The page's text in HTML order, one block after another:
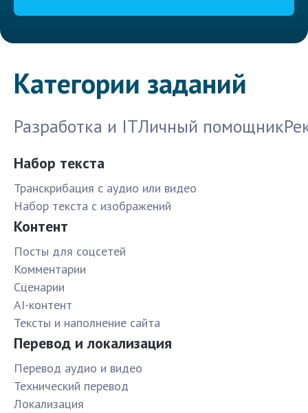
Категории заданий
Разработка и ITЛичный помощник
Набор текста
Транскрибация с аудио или видео
Набор текста с изображений
Контент
Посты для соцсетей
Комментарии
Сценарии
AI-контент
Тексты и наполнение сайта
Перевод и локализация
Перевод аудио и видео
Технический перевод
Локализация